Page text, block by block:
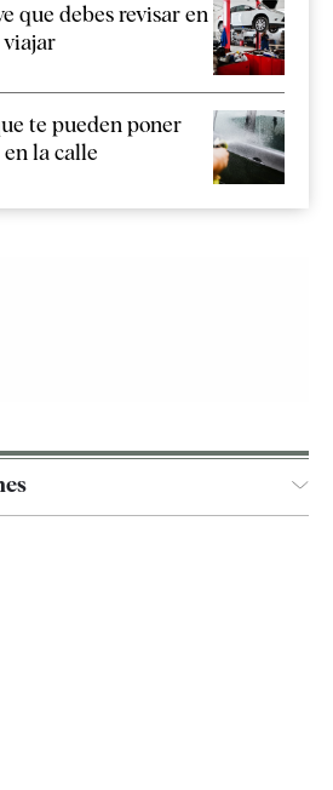
que debes revisar en
viajar
te pueden poner
la calle